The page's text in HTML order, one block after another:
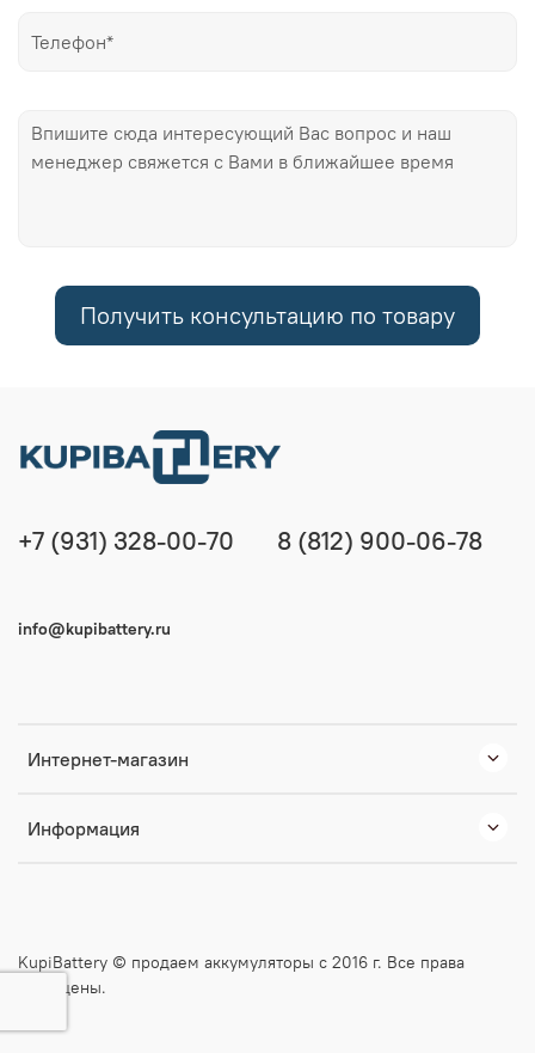
Получить консультацию по товару
Интернет-магазин
Информация
+7 (931) 328-00-70 8 (812) 900-06-78
info@kupibattery.ru
KupiBattery © продаем аккумуляторы с 2016 г. Все права
защищены.